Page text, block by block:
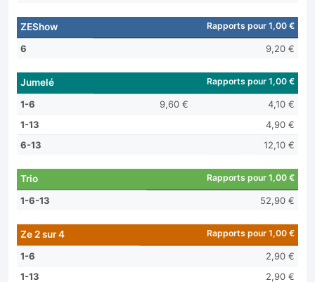
ZEShow Rapports pour 1,00 €
6 9,20 €
Jumelé Rapports pour 1,00 €
1-6 9,60 €
4,10 €
1-13
4,90 €
6-13
12,10 €
Trio Rapports pour 1,00 €
1-6-13 52,90 €
Ze 2 sur 4 Rapports pour 1,00 €
1-6
2,90 €
1-13
2,90 €